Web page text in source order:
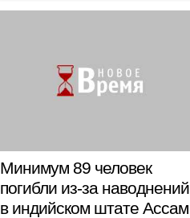
Минимум 89 человек
погибли из-за наводнений
в индийском штате Ассам